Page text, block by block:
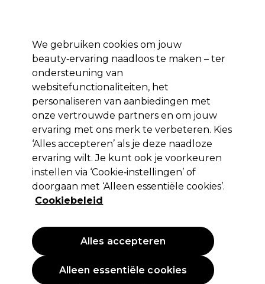
Aanmelden
Merken Deals 🌟 Haar Elektra Beauty
Volgende dag geleverd*
Na verzending, maandag t/m vrijdag
Olivia Garden
Olivia Garden Ronde Borstel Expert Blowout
Grip Golvend Borstelharen 25mm
(0)
We gebruiken cookies om jouw
beauty‑ervaring naadloos te maken – ter
ondersteuning van
websitefunctionaliteiten, het
personaliseren van aanbiedingen met
onze vertrouwde partners en om jouw
ervaring met ons merk te verbeteren. Kies
‘Alles accepteren’ als je deze naadloze
ervaring wilt. Je kunt ook je voorkeuren
instellen via ‘Cookie‑instellingen’ of
doorgaan met ‘Alleen essentiële cookies’.
Cookiebeleid
Alleen essentiële cookies
Alles accepteren